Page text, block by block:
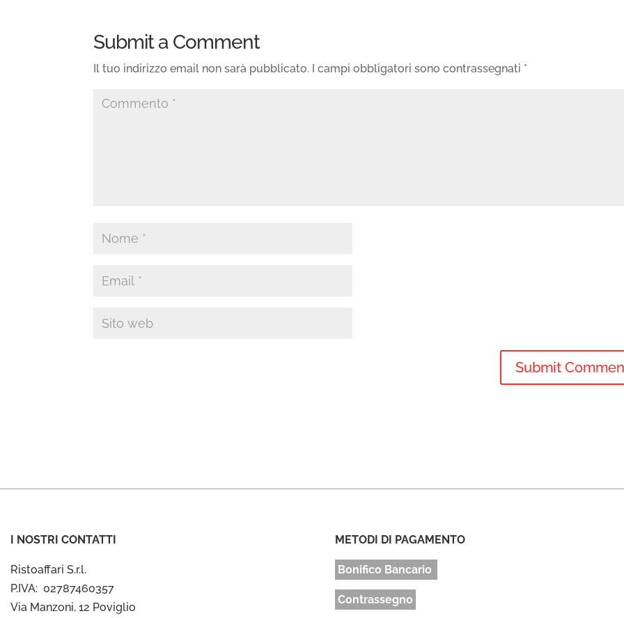
Submit a Comment
Il tuo indirizzo email non sarà pubblicato. I campi obbligatori sono contrassegnati *
I NOSTRI CONTATTI
Ristoaffari S.r.l.
P.IVA: 02787460357
Via Manzoni, 12 Poviglio
METODI DI PAGAMENTO
Bonifico Bancario
Contrassegno